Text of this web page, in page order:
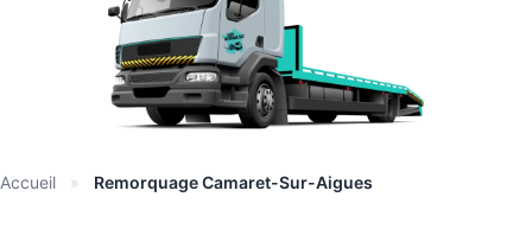
Accueil » Remorquage Camaret-Sur-Aigues